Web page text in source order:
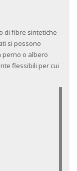
di fibre sintetiche
si possono
perno o albero
flessibili per cui